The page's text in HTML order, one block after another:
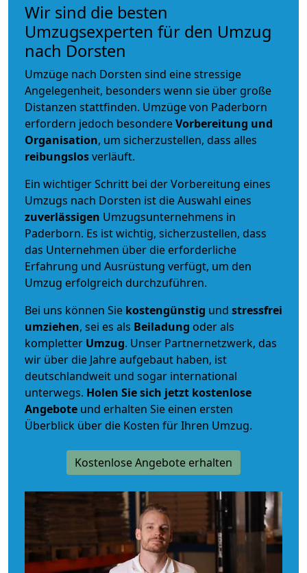
Wir sind die besten
Umzugsexperten für den Umzug
nach Dorsten
Umzüge nach Dorsten sind eine stressige
Angelegenheit, besonders wenn sie über große
Distanzen stattfinden. Umzüge von Paderborn
erfordern jedoch besondereVorbereitung und
Organisation, um sicherzustellen, dass alles
reibungslosverläuft.
Ein wichtiger Schritt bei der Vorbereitung eines
Umzugs nach Dorsten ist die Auswahl eines
zuverlässigen Umzugsunternehmens in
Paderborn. Es ist wichtig, sicherzustellen, dass
das Unternehmen über die erforderliche
Erfahrung und Ausrüstung verfügt, um den
Umzug erfolgreich durchzuführen.
Bei uns können Sie kostengünstig und stressfrei
umziehen, sei es als Beiladung oder als
kompletter Umzug. Unser Partnernetzwerk, das
wir über die Jahre aufgebaut haben, ist
deutschlandweit und sogar international
unterwegs. Holen Sie sich jetzt kostenlose
Angebote und erhalten Sie einen ersten
Überblick über die Kosten für Ihren Umzug.
Kostenlose Angebote erhalten